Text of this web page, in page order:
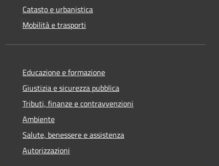
Catasto e urbanistica
Mobilità e trasporti
Educazione e formazione
Giustizia e sicurezza pubblica
Tributi, finanze e contravvenzioni
Ambiente
Salute, benessere e assistenza
Autorizzazioni